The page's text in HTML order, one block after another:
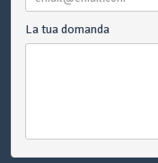
La tua domanda